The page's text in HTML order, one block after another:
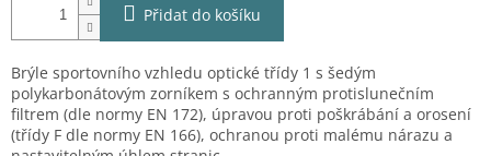
Přidat do košíku
Brýle sportovního vzhledu optické třídy 1 s šedým
polykarbonátovým zorníkem s ochranným protislunečním
filtrem (dle normy EN 172), úpravou proti poškrábání a orosení
(třídy F dle normy EN 166), ochranou proti malému nárazu a